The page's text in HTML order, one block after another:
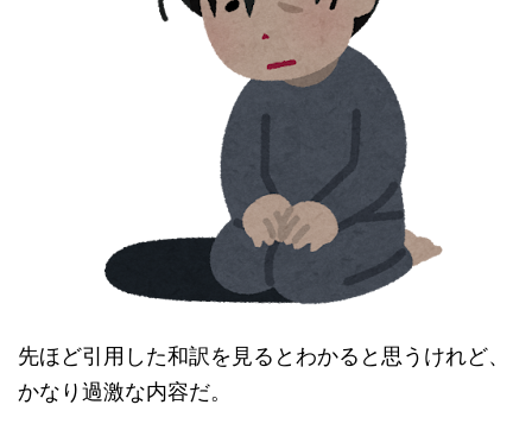
先ほど引用した和訳を見るとわかると思うけれど、
かなり過激な内容だ。